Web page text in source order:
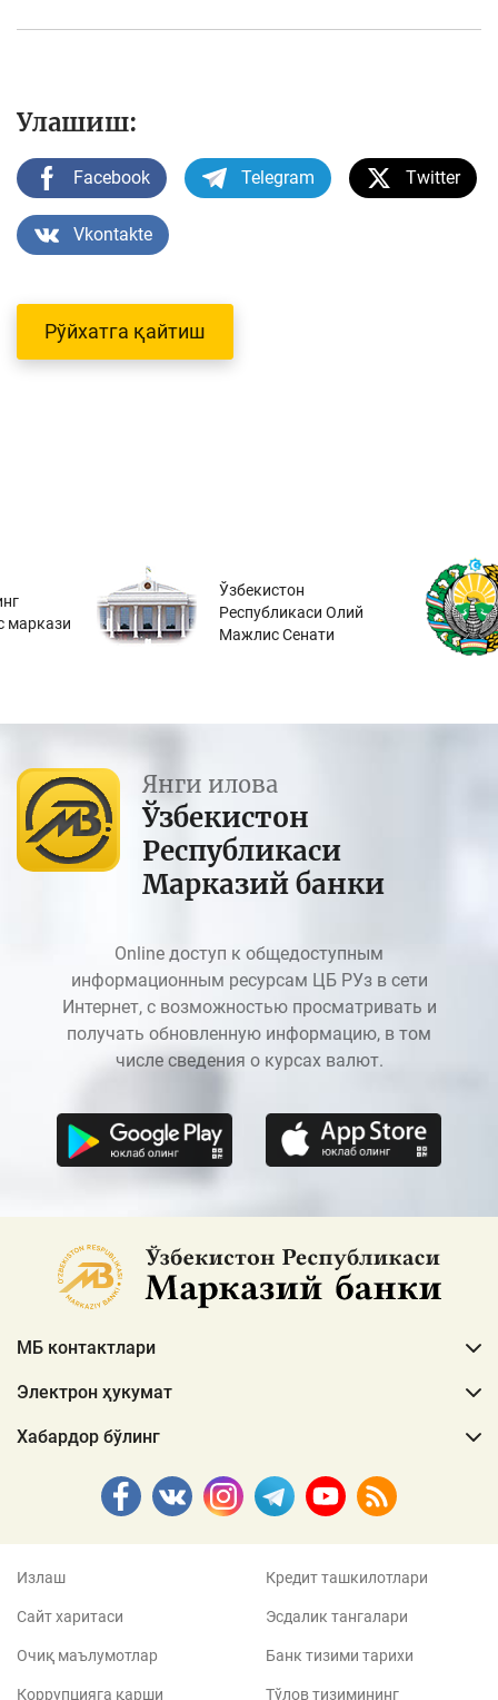
Улашиш:
Facebook Telegram Twitter
Vkontakte
Рўйхатга қайтиш
маркази
Ўзбекистон
Республикаси Олий
Мажлис Сенати
Янги илова
Ўзбекистон
Республикаси
Марказий банки
Online доступ к общедоступным
информационным ресурсам ЦБ РУз в сети
Интернет, с возможностью просматривать и
получать обновленную информацию, в том
числе сведения о курсах валют.
МБ контактлари
Электрон ҳукумат
Хабардор бўлинг
Излаш
Сайт харитаси
Очиқ маълумотлар
Коррупцияга қарши
Кредит ташкилотлари
Эсдалик тангалари
Банк тизими тарихи
Тўлов тизимининг